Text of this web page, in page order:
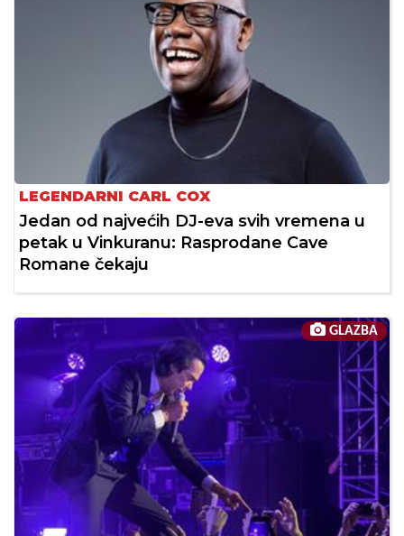
LEGENDARNI CARL COX
Jedan od najvećih DJ-eva svih vremena u
petak u Vinkuranu: Rasprodane Cave
Romane čekaju
GLAZBA